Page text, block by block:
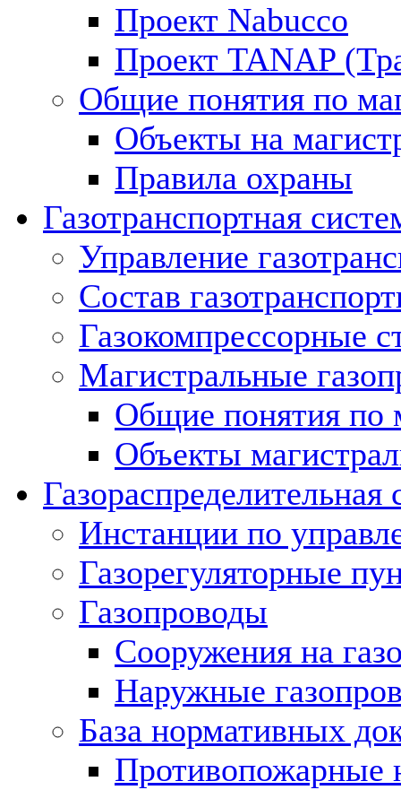
Проект Nabucco
Проект TANAP
Общие понятия по
Объекты на
Правила охраны
Газотранспортная
Управление
Состав
Газокомпрессорные
Магистральные
Общие понятия по
Объекты
Газораспределительная
Инстанции по
Газорегуляторные
Газопроводы
Сооружения на
Наружные
База нормативных
Противопожарные